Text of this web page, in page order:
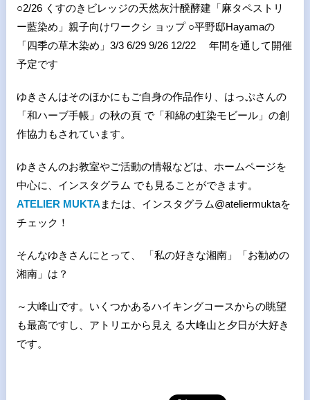
○2/26 くすのきビレッジの天然灰汁醗酵建「麻タペストリ
ー藍染め」親子向けワークシ ョップ ○平野邸Hayamaの
「四季の草木染め」3/3 6/29 9/26 12/22 年間を通して開催
予定です
ゆきさんはそのほかにもご自身の作品作り、はっぷさんの
「和ハーブ手帳」の秋の頁 で「和綿の虹染モビール」の創
作協力もされています。
ゆきさんのお教室やご活動の情報などは、ホームページを
中心に、インスタグラム でも見ることができます。
ATELIER MUKTA または、インスタグラム@ateliermuktaを
チェック！
そんなゆきさんにとって、 「私の好きな湘南」「お勧めの
湘南」は？
～大峰山です。いくつかあるハイキングコースからの眺望
も最高ですし、アトリエから見え る大峰山と夕日が大好き
です。